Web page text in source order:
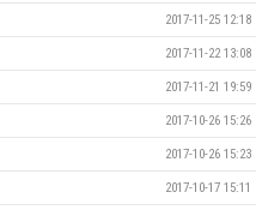
2017-11-25 12:18
2017-11-22 13:08
2017-11-21 19:59
2017-10-26 15:26
2017-10-26 15:23
2017-10-17 15:11